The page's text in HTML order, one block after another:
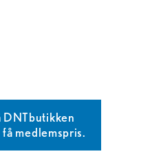
DNTbutikken
medlemspris.